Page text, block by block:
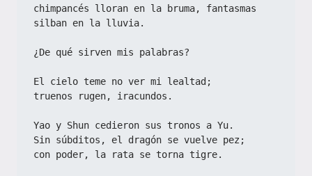
chimpancés lloran en la bruma, fantasmas
silban en la lluvia.
¿De qué sirven mis palabras?
El cielo teme no ver mi lealtad;
truenos rugen, iracundos.
Yao y Shun cedieron sus tronos a Yu.
Sin súbditos, el dragón se vuelve pez;
con poder, la rata se torna tigre.